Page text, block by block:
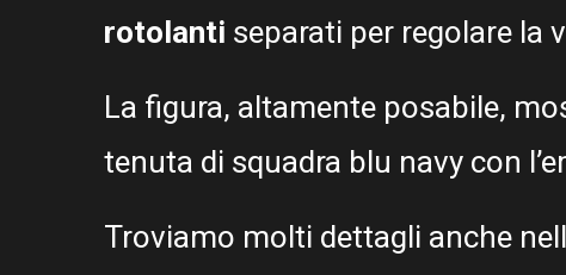
rotolanti separati per regolare la
La figura, altamente posabile,
tenuta di squadra blu navy con
Troviamo molti dettagli anche